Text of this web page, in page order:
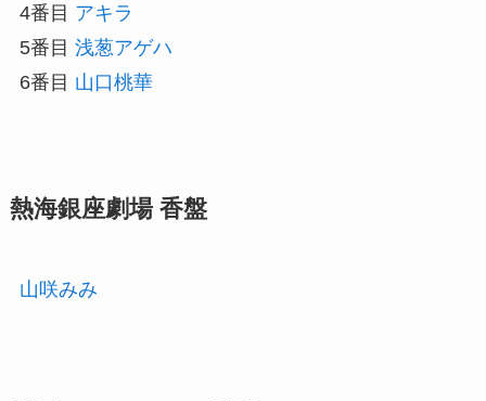
4番目 アキラ
5番目 浅葱アゲハ
6番目 山口桃華
熱海銀座劇場 香盤
山咲みみ